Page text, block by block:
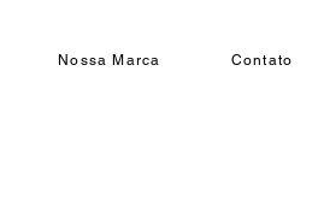
Nossa Marca Contato